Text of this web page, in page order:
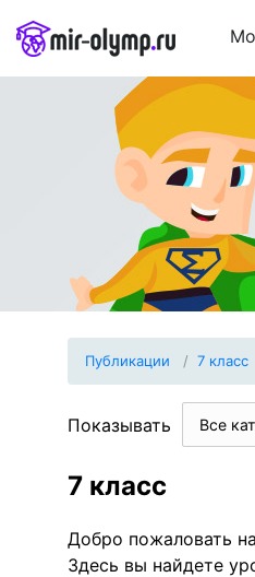
Публикации 7 класс
Показывать Все
7 класс
Добро пожаловать
Здесь вы найдете